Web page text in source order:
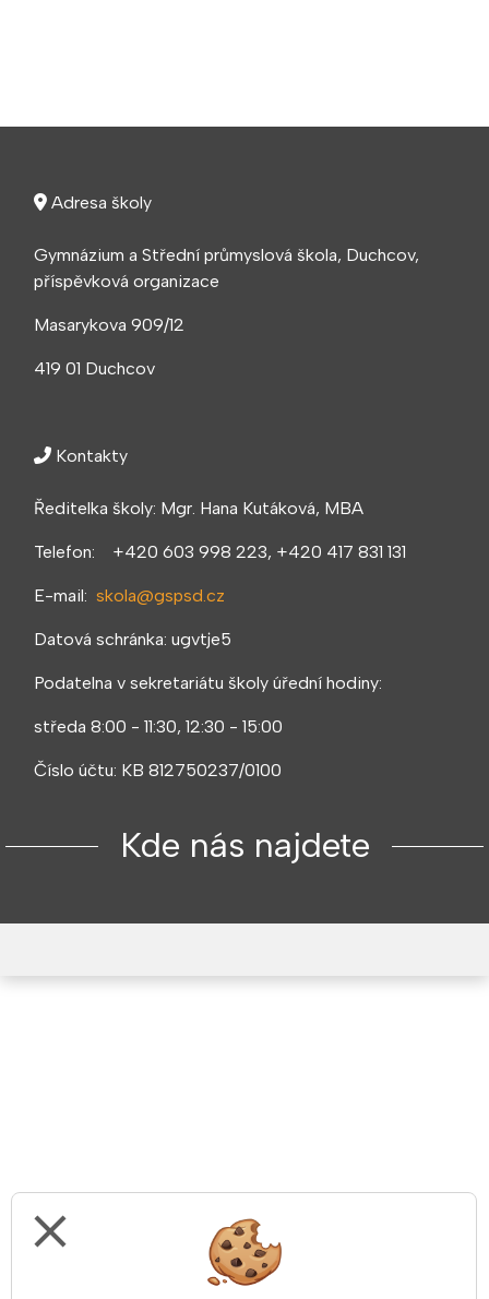
Adresa školy
Gymnázium a Střední průmyslová škola, Duchcov,
příspěvková organizace
Masarykova 909/12
419 01 Duchcov
Kontakty
Ředitelka školy: Mgr. Hana Kutáková, MBA
Telefon: +420 603 998 223, +420 417 831 131
E-mail: skola@gspsd.cz
Datová schránka: ugvtje5
Podatelna v sekretariátu školy úřední hodiny:
středa 8:00 - 11:30, 12:30 - 15:00
Číslo účtu: KB 812750237/0100
Kde nás najdete
close